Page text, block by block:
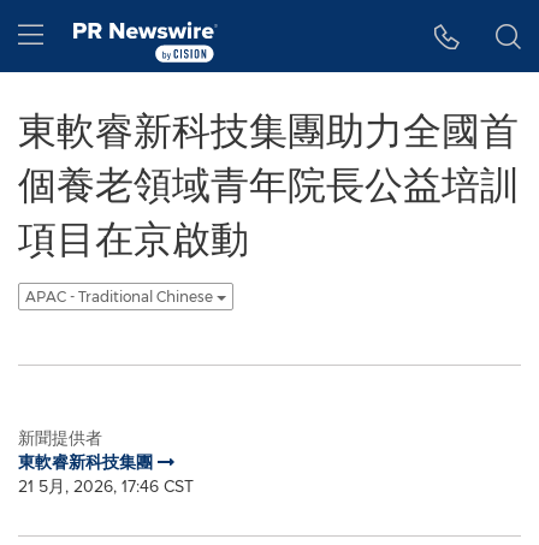
Hamburger menu
東軟睿新科技集團助力全國首
個養老領域青年院長公益培訓
項目在京啟動
APAC - Traditional Chinese
新聞提供者
東軟睿新科技集團
21 5月, 2026, 17:46 CST